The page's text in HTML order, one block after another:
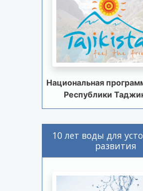
Национальная
Республики
10 лет воды для
развития